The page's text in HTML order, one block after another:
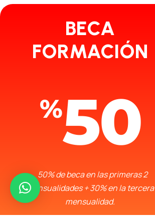
BECA
FORMACIÓN
%50
50% de beca en las primeras 2
mensualidades + 30% en la tercera
mensualidad.